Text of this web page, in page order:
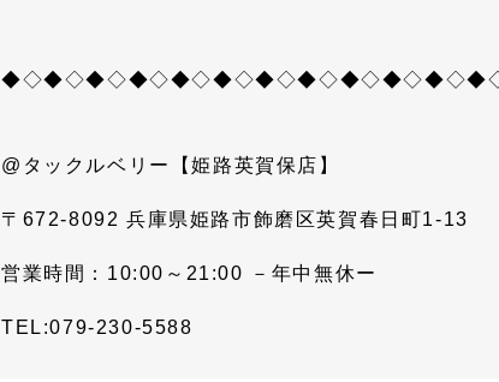
@タックルベリー【姫路英賀保店】
〒672-8092 兵庫県姫路市飾磨区英賀春日町1-13
営業時間：10:00～21:00 －年中無休ー
TEL:079-230-5588